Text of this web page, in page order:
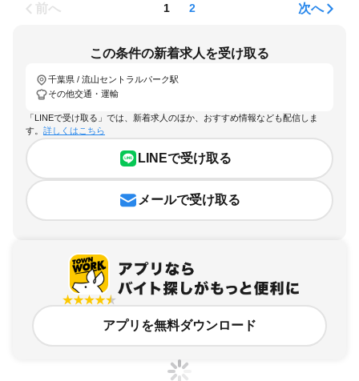
前へ 1 2 次へ
この条件の新着求人を受け取る
千葉県 / 流山セントラルパーク駅
その他交通・運輸
「LINEで受け取る」では、新着求人のほか、おすすめ情報なども配信しま
す。 詳しくはこちら
LINEで受け取る
メールで受け取る
アプリを無料ダウンロード